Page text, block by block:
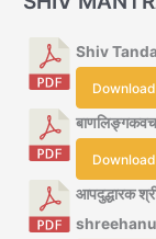
Shiv
Download
Download
आपदुद्धारक